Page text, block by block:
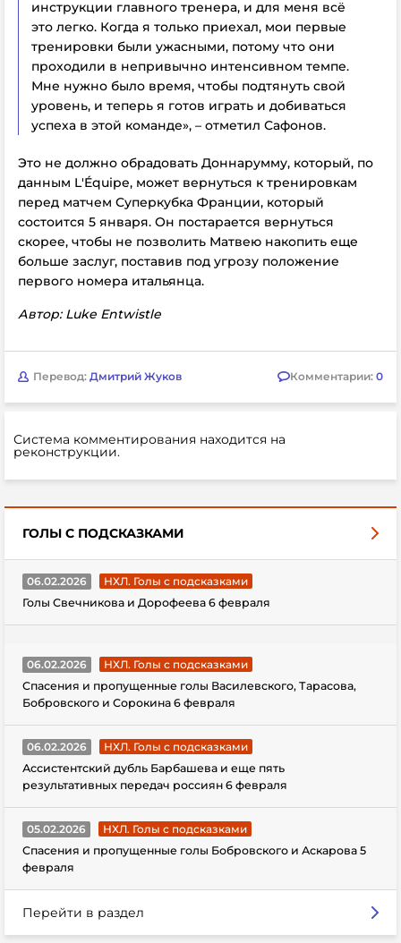
инструкции главного тренера, и для меня всё
это легко. Когда я только приехал, мои первые
тренировки были ужасными, потому что они
проходили в непривычно интенсивном темпе.
Мне нужно было время, чтобы подтянуть свой
уровень, и теперь я готов играть и добиваться
успеха в этой команде», – отметил Сафонов.
Это не должно обрадовать Доннарумму, который, по
данным L'Équipe, может вернуться к тренировкам
перед матчем Суперкубка Франции, который
состоится 5 января. Он постарается вернуться
скорее, чтобы не позволить Матвею накопить еще
больше заслуг, поставив под угрозу положение
первого номера итальянца.
Автор: Luke Entwistle
Перевод: Дмитрий Жуков Комментарии: 0
Система комментирования находится на
реконструкции.
ГОЛЫ С ПОДСКАЗКАМИ
06.02.2026
НХЛ. Голы с подсказками
Голы Свечникова и Дорофеева 6 февраля
06.02.2026
НХЛ. Голы с подсказками
Спасения и пропущенные голы Василевского, Тарасова,
Бобровского и Сорокина 6 февраля
06.02.2026
НХЛ. Голы с подсказками
Ассистентский дубль Барбашева и еще пять
результативных передач россиян 6 февраля
05.02.2026
НХЛ. Голы с подсказками
Спасения и пропущенные голы Бобровского и Аскарова 5
февраля
Перейти в раздел